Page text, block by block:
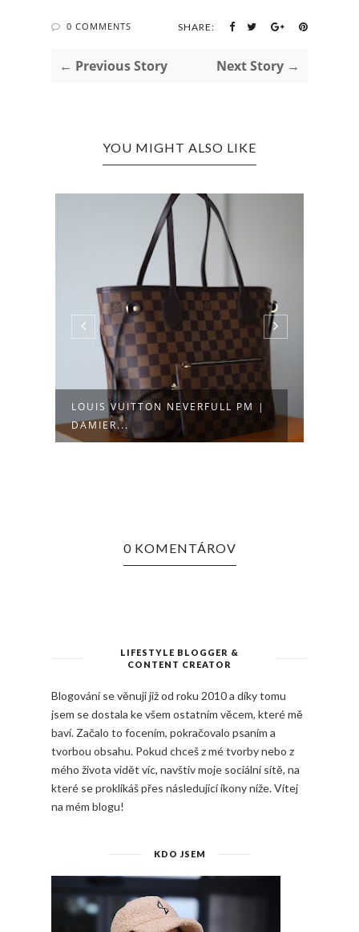
0 COMMENTS SHARE:
← Previous Story Next Story →
YOU MIGHT ALSO LIKE
LOUIS VUITTON NEVERFULL PM |
DAMIER...
0 KOMENTÁROV
LIFESTYLE BLOGGER &
CONTENT CREATOR
Blogování se věnuji již od roku 2010 a díky tomu
jsem se dostala ke všem ostatním věcem, které mě
baví. Začalo to focením, pokračovalo psaním a
tvorbou obsahu. Pokud chceš z mé tvorby nebo z
mého života vidět víc, navštiv moje sociální sítě, na
které se proklikáš přes následující ikony níže. Vítej
na mém blogu!
KDO JSEM